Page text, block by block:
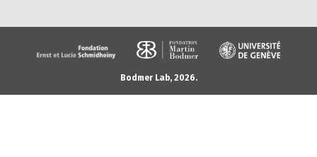
Bodmer Lab, 2026.